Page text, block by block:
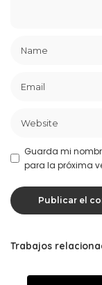
Guarda mi
para la próxima
Trabajos